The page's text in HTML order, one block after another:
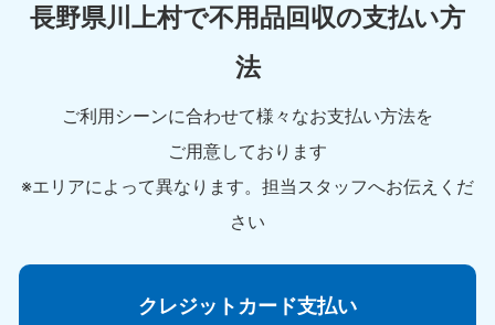
長野県川上村で不用品回収の支払い方
法
ご利用シーンに合わせて様々なお支払い方法を
ご用意しております
※エリアによって異なります。担当スタッフへお伝えくだ
さい
クレジットカード支払い